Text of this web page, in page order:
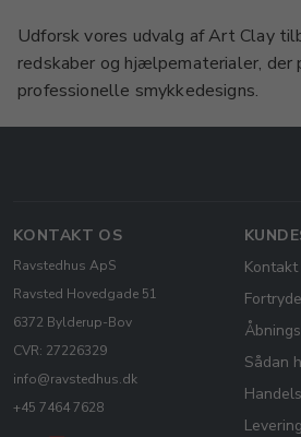
Udforsk vores udvalg af Art Clay
redskaber og hjælpematerialer, der
professionelle smykkedesigns.
KONTAKT OS
Ravstedhus ApS
Ravsted Hovedgade 51
6372 Bylderup-Bov
CVR: 27226329
info@ravstedhus.dk
+45 7464 7628
Kontakt
Sådan